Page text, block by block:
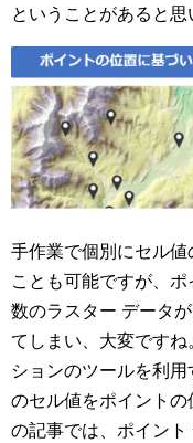
ということがあると思
手作業で個別にセル
ことも可能ですが、
数のラスター データ
てしまい、大変ですね
ションのツールを利
のセル値をポイントの
の記事では、ポイン